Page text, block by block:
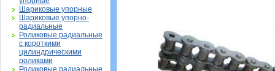
Шариковые упорные
Шариковые упорно-
радиальные
Роликовые радиальные
с короткими
цилиндрическими
роликами
Роликовые радиальные